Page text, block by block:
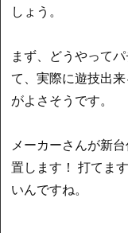
しょう。
まず、どうやって
て、実際に遊技出
がよさそうです。
メーカーさんが新
置します！ 打てま
いんですね。